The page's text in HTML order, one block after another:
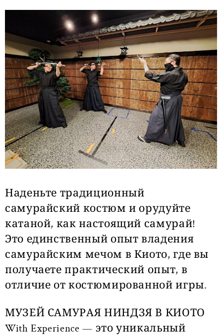
Наденьте традиционный
самурайский костюм и орудуйте
катаной, как настоящий самурай!
Это единственный опыт владения
самурайским мечом в Киото, где вы
получаете практический опыт, в
отличие от костюмированной игры.
МУЗЕЙ САМУРАЯ НИНДЗЯ В КИОТО
With Experience — это уникальный